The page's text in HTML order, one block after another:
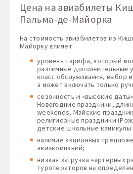
Цена на авиабилеты
Пальма-де-Майорка
На стоимость авиабилетов из
Майорку влияет:
уровень тарифа, который
различные дополнительные
класс обслуживания, выбор
а может включать только
сезонность и «высокие
Новогодние праздники,
weekends, Майские
религиозные праздники
детские школьные каникулы
наличие акционных
авиакомпаний;
низкая загрузка чартерных
туроператоров на